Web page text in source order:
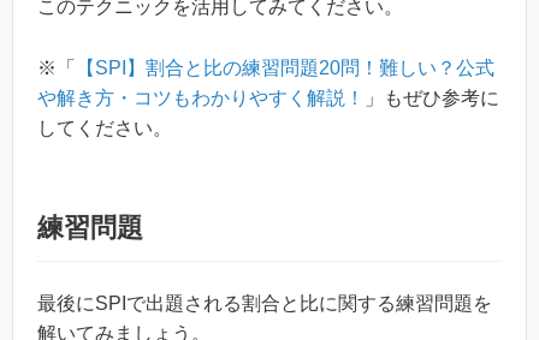
このテクニックを活用してみてください。
※「
【SPI】割合と比の練習問題20問！難しい？公式
や解き方・コツもわかりやすく解説！
」もぜひ参考に
してください。
練習問題
最後にSPIで出題される割合と比に関する練習問題を
解いてみましょう。